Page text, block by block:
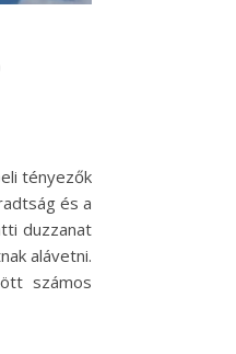
tényezők
és a
duzzanat
alávetni.
számos